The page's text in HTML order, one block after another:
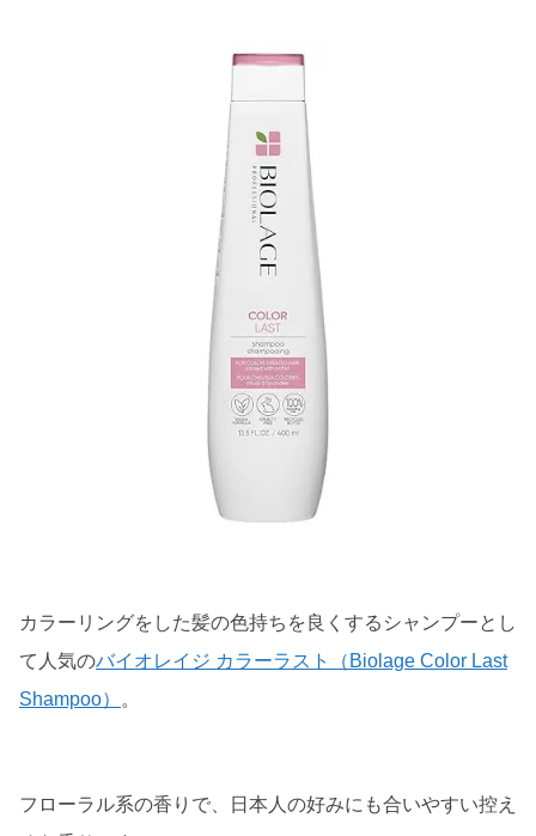
カラーリングをした髪の色持ちを良くするシャンプーとし
て人気のバイオレイジ カラーラスト（Biolage Color Last
Shampoo）
。
フローラル系の香りで、日本人の好みにも合いやすい控え